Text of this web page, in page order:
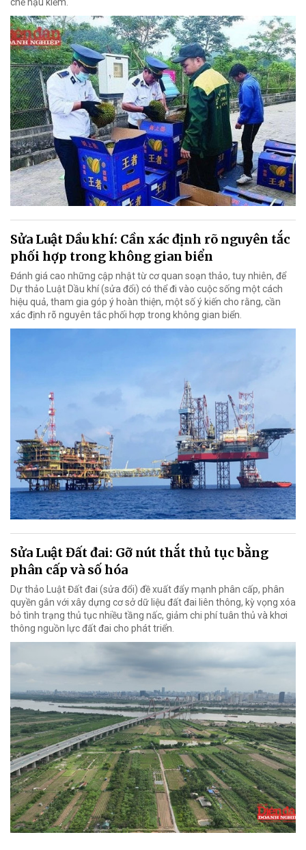
Sửa Luật Dầu khí: Cần xác định rõ nguyên tắc
phối hợp trong không gian biển
Đánh giá cao những cập nhật từ cơ quan soạn thảo, tuy nhiên, để
Dự thảo Luật Dầu khí (sửa đổi) có thể đi vào cuộc sống một cách
hiệu quả, tham gia góp ý hoàn thiện, một số ý kiến cho rằng, cần
xác định rõ nguyên tắc phối hợp trong không gian biển.
Sửa Luật Đất đai: Gỡ nút thắt thủ tục bằng
phân cấp và số hóa
Dự thảo Luật Đất đai (sửa đổi) đề xuất đẩy mạnh phân cấp, phân
quyền gắn với xây dựng cơ sở dữ liệu đất đai liên thông, kỳ vọng xóa
bỏ tình trạng thủ tục nhiều tầng nấc, giảm chi phí tuân thủ và khơi
thông nguồn lực đất đai cho phát triển.